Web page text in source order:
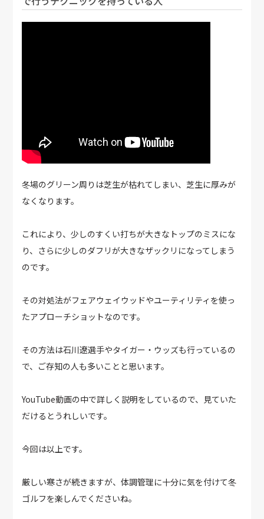
冬場のグリーン周りは芝生が枯れてしまい、芝生に厚みが
なくなります。
これにより、少しのすくい打ちが大きなトップのミスにな
り、さらに少しのダフリが大きなザックリになってしまう
のです。
その対処法がフェアウェイウッドやユーティリティを使っ
たアプローチショットなのです。
その方法は石川遼選手やタイガー・ウッズも行っているの
で、ご存知の人も多いことと思います。
YouTube動画の中で詳しく説明をしているので、見ていた
だけるとうれしいです。
今回は以上です。
厳しい寒さが続きますが、体調管理に十分に気を付けて冬
ゴルフを楽しんでくださいね。